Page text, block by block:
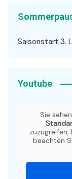
Saisonstart 3.
Youtube
Sie
beachten